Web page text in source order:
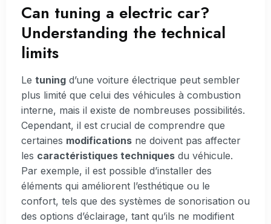
Can tuning a electric car?
Understanding the technical
limits
Le tuning d’une voiture électrique peut sembler
plus limité que celui des véhicules à combustion
interne, mais il existe de nombreuses possibilités.
Cependant, il est crucial de comprendre que
certaines modifications ne doivent pas affecter
les caractéristiques techniques du véhicule.
Par exemple, il est possible d’installer des
éléments qui améliorent l’esthétique ou le
confort, tels que des systèmes de sonorisation ou
des options d’éclairage, tant qu’ils ne modifient